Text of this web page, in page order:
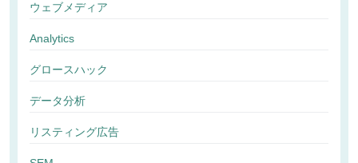
ウェブメディア
Analytics
グロースハック
データ分析
リスティング広告